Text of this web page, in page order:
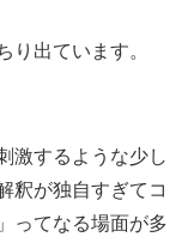
り出ています。
激するような少し
釈が独自すぎてコ
ってなる場面が多